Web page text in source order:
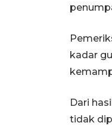
kadar
Dari
tidak